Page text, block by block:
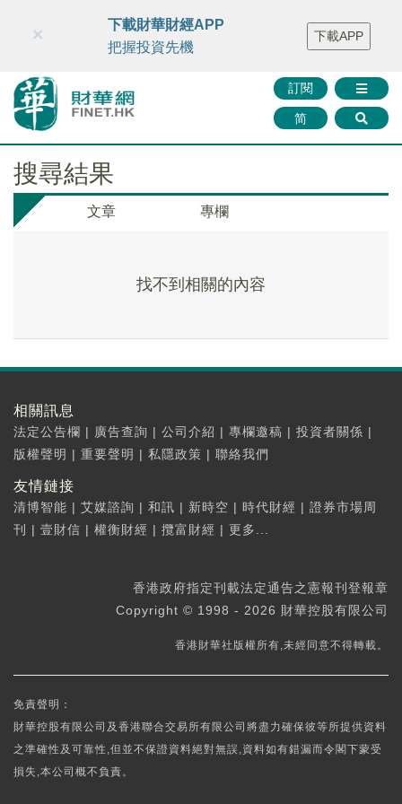
財華智庫網 FINTV FINMETA 財華證券 媒體矩陣
智庫沙龍
聯絡我們
訂閱
简
×
下載財華財經APP
把握投資先機
下載APP
搜尋結果
文章 專欄
找不到相關的內容
相關訊息
法定公告欄 | 廣告查詢 | 公司介紹 | 專欄邀稿 | 投資者關係 |
版權聲明 | 重要聲明 | 私隱政策 | 聯絡我們
友情鏈接
清博智能 | 艾媒諮詢 | 和訊 | 新時空 | 時代財經 | 證券市場周
刊
| 壹財信 | 權衡財經 | 攬富財經 | 更多...
香港政府指定刊載法定通告之憲報刊登報章
Copyright © 1998 - 2026 財華控股有限公司
香港財華社版權所有,未經同意不得轉載。
免責聲明：
財華控股有限公司及香港聯合交易所有限公司將盡力確保彼等所提供資料
之準確性及可靠性,但並不保證資料絕對無誤,資料如有錯漏而令閣下蒙受
損失,本公司概不負責。